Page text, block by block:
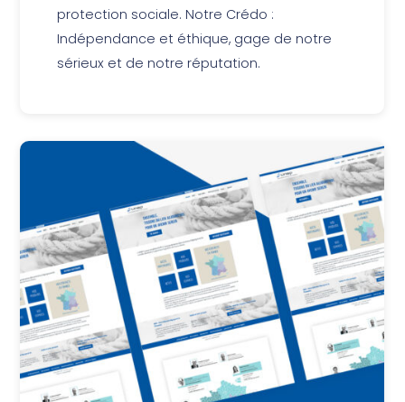
protection sociale. Notre Crédo :
Indépendance et éthique, gage de notre
sérieux et de notre réputation.